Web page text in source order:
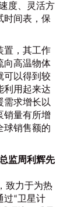
度、灵活方
时间表，保
置，其工作
向高温物体
可以得到较
利用起来达
需求增长以
销量有所增
球销售额的
监周利辉先
致力于为热
过“卫星计